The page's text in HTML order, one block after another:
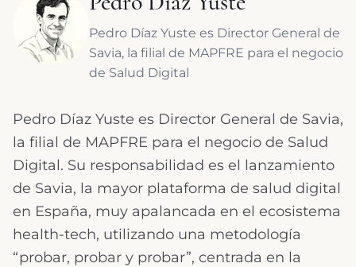
Pedro Díaz Yuste es Director General de
Savia, la filial de MAPFRE para el negocio
de Salud Digital
Pedro Díaz Yuste es Director General de Savia,
la filial de MAPFRE para el negocio de Salud
Digital. Su responsabilidad es el lanzamiento
de Savia, la mayor plataforma de salud digital
en España, muy apalancada en el ecosistema
health-tech, utilizando una metodología
“probar, probar y probar”, centrada en la